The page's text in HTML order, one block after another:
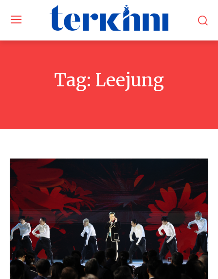
Tag: Leejung